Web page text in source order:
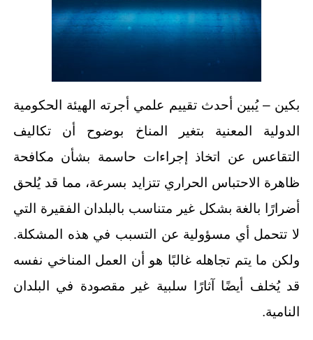
بكين – يُبين أحدث تقييم علمي أجرته الهيئة الحكومية
الدولية المعنية بتغير المناخ بوضوح أن تكاليف
التقاعس عن اتخاذ إجراءات حاسمة بشأن مكافحة
ظاهرة الاحتباس الحراري تتزايد بسرعة، مما قد يُلحق
أضرارًا بالغة بشكل غير متناسب بالبلدان الفقيرة التي
لا تتحمل أي مسؤولية عن التسبب في هذه المشكلة.
ولكن ما يتم تجاهله غالبًا هو أن العمل المناخي نفسه
قد يُخلف أيضًا آثارًا سلبية غير مقصودة في البلدان
النامية.